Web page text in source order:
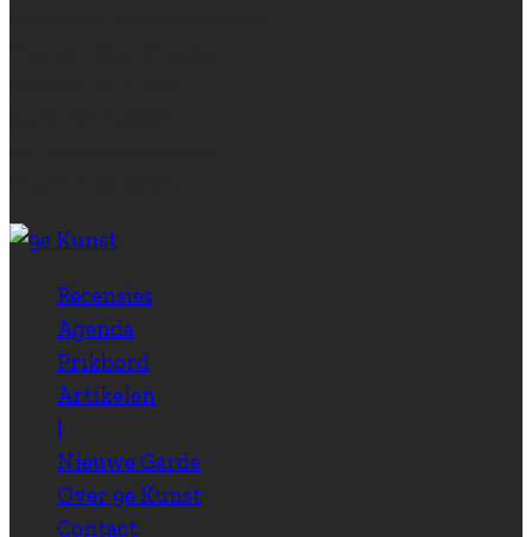
Recensies
Agenda
Prikbord
Artikelen
|
Nieuwe Garde
Over 9e Kunst
Contact